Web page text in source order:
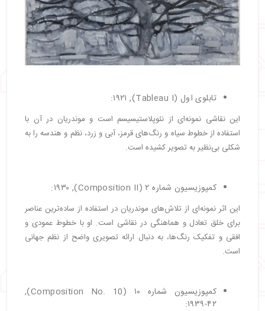
تابلوی اول (Tableau I), ۱۹۲۱:
این نقاشی نمونه‌ای از نئوپلاستیسیسم است و موندریان در آن با
استفاده از خطوط سیاه و رنگ‌های قرمز، آبی و زرد، نظم و هندسه را به
شکلی بی‌نظیر به تصویر کشیده است.
کمپوزیسیون شماره ۲ (Composition II), ۱۹۳۰:
این اثر نمونه‌ای از تلاش‌های موندریان در استفاده از ساده‌ترین عناصر
برای خلق تعادل و هماهنگی در نقاشی است. او با خطوط عمودی و
افقی و تفکیک رنگ‌ها، به دنبال ارائه تصویری واضح از نظم جهانی
است.
کمپوزیسیون شماره ۱۰ (Composition No. 10),
۱۹۳۹-۴۲: